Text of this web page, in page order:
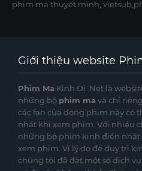
phim ma thuyết minh,
Giới thiệu website
Phim Ma Kinh Dị .Net là
những bộ phim ma và chỉ
các fan của dòng phim này có
nhất khi xem phim. Với nhiều
những bộ phim kinh điển nhất
xem phim. Vì lý do để duy trì
chúng tôi đã đặt một số dịch